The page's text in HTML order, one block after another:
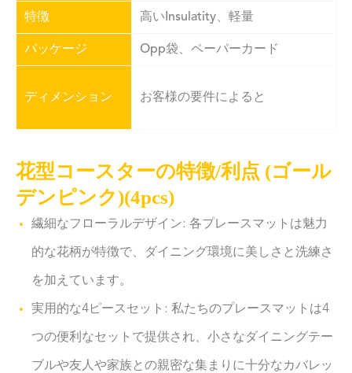
特徴 高いInsulatity、軽量
パッケージ Opp袋、ペーパーカード
ディメンション お客様の要件によると
花型コースターの特徴/利点 (ゴール
デンピンク)(4pcs)
繊細なフローラルデザイン: 各プレースマットは魅力
的な花柄が特徴で、ダイニング環境に美しさと洗練さ
を加えています。
実用的な4ピースセット: 私たちのプレースマットは4
つの便利なセットで提供され、小さなダイニングテー
ブルや友人や家族との親密な集まりに十分なカバレッ